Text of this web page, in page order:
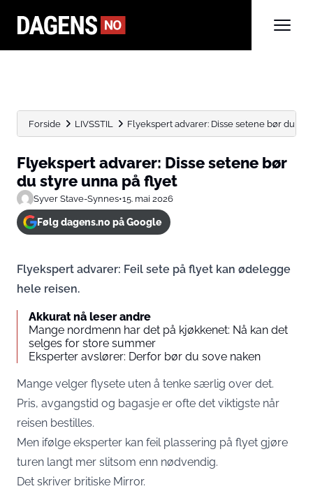
Forside LIVSSTIL Flyekspert advarer: Disse setene bør du
Flyekspert advarer: Disse setene bør
du styre unna på flyet
Syver Stave-Synnes•15. mai 2026
Følg dagens.no på Google
Flyekspert advarer: Feil sete på flyet kan ødelegge
hele reisen.
Akkurat nå leser andre
Mange nordmenn har det på kjøkkenet: Nå kan det
selges for store summer
Eksperter avslører: Derfor bør du sove naken
Mange velger flysete uten å tenke særlig over det.
Pris, avgangstid og bagasje er ofte det viktigste når
reisen bestilles.
Men ifølge eksperter kan feil plassering på flyet gjøre
turen langt mer slitsom enn nødvendig.
Det skriver britiske Mirror.